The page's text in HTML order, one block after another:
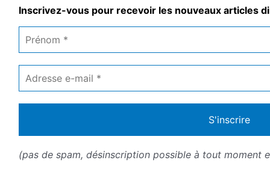
Inscrivez-vous pour recevoir les nouveaux articles
e-
mail
*
(pas de spam, désinscription possible à tout moment